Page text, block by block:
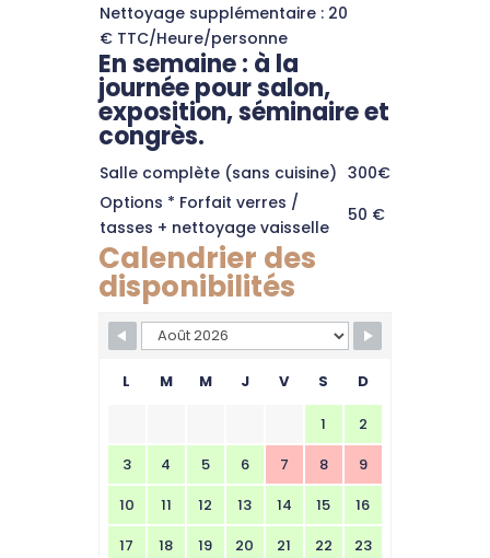
Nettoyage supplémentaire : 20
€ TTC/Heure/personne
En semaine : à la
journée pour salon,
exposition, séminaire et
congrès.
Salle complète (sans cuisine) 300€
Options * Forfait verres /
tasses + nettoyage vaisselle
50 €
Calendrier des
disponibilités
L M M J V S D
1
2
3
4 5 6 7 8
9
10
11 12 13 14 15
16
17
18 19 20 21 22
23